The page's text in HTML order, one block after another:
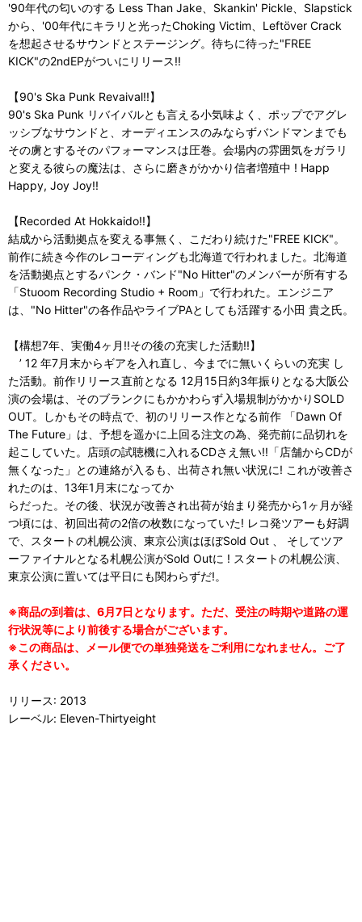
'90年代の匂いのする Less Than Jake、Skankin' Pickle、Slapstick
から、'00年代にキラリと光ったChoking Victim、Leftöver Crack
を想起させるサウンドとステージング。待ちに待った"FREE
KICK"の2ndEPがついにリリース!!
【90's Ska Punk Revaival!!】
90's Ska Punk リバイバルとも言える小気味よく、ポップでアグレ
ッシブなサウンドと、オーディエンスのみならずバンドマンまでも
その虜とするそのパフォーマンスは圧巻。会場内の雰囲気をガラリ
と変える彼らの魔法は、さらに磨きがかかり信者増殖中 ! Happ
Happy, Joy Joy!!
【Recorded At Hokkaido!!】
結成から活動拠点を変える事無く、こだわり続けた"FREE KICK"。
前作に続き今作のレコーディングも北海道で行われました。北海道
を活動拠点とするパンク・バンド"No Hitter"のメンバーが所有する
「Stuoom Recording Studio + Room」で行われた。エンジニア
は、"No Hitter"の各作品やライブPAとしても活躍する小田 貴之氏。
【構想7年、実働4ヶ月!!その後の充実した活動!!】
’ 12 年7月末からギアを入れ直し、今までに無いくらいの充実 し
た活動。前作リリース直前となる 12月15日約3年振りとなる大阪公
演の会場は、そのブランクにもかかわらず入場規制がかかりSOLD
OUT。しかもその時点で、初のリリース作となる前作 「Dawn Of
The Future」は、予想を遥かに上回る注文の為、発売前に品切れを
起こしていた。店頭の試聴機に入れるCDさえ無い!!「店舗からCDが
無くなった」との連絡が入るも、出荷され無い状況に! これが改善さ
れたのは、13年1月末になってか
らだった。その後、状況が改善され出荷が始まり発売から1ヶ月が経
つ頃には、初回出荷の2倍の枚数になっていた! レコ発ツアーも好調
で、スタートの札幌公演、東京公演はほぼSold Out 、 そしてツア
ーファイナルとなる札幌公演がSold Outに ! スタートの札幌公演、
東京公演に置いては平日にも関わらずだ!。
※商品の到着は、6月7日となります。ただ、受注の時期や道路の運
行状況等により前後する場合がございます。
※この商品は、メール便での単独発送をご利用になれません。ご了
承ください。
リリース: 2013
レーベル: Eleven-Thirtyeight